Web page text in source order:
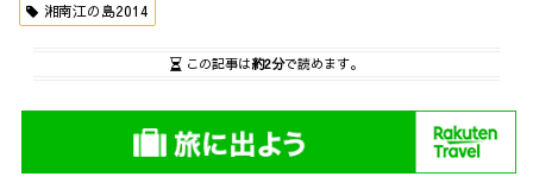
湘南江の島2014
この記事は約2分で読めます。